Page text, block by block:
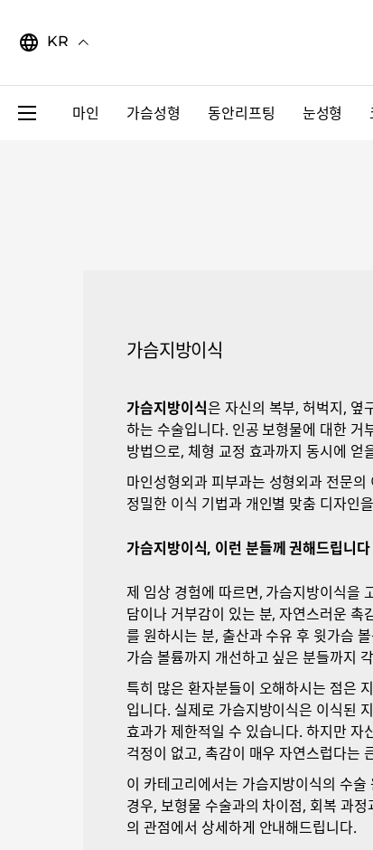
content
KR
마인 가슴성형 동안리프팅 눈성형
가슴지방이식
가슴지방이식은 자신의 복부, 허벅지, 옆
하는 수술입니다. 인공 보형물에 대한
방법으로, 체형 교정 효과까지 동시에 얻
마인성형외과 피부과는 성형외과 전문
정밀한 이식 기법과 개인별 맞춤 디자인
가슴지방이식, 이런 분들께 권해드립니다
제 임상 경험에 따르면, 가슴지방이식을
담이나 거부감이 있는 분, 자연스러운
를 원하시는 분, 출산과 수유 후 윗가슴
가슴 볼륨까지 개선하고 싶은 분들까지
특히 많은 환자분들이 오해하시는 점은
입니다. 실제로 가슴지방이식은 이식된
효과가 제한적일 수 있습니다. 하지만 자
걱정이 없고, 촉감이 매우 자연스럽다는
이 카테고리에서는 가슴지방이식의 수
경우, 보형물 수술과의 차이점, 회복 과
의 관점에서 상세하게 안내해드립니다.